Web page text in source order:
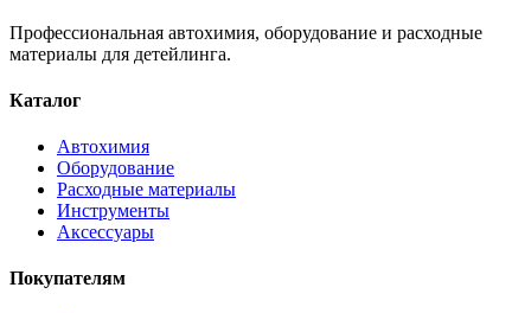
Профессиональная автохимия, оборудование и расходные
материалы для детейлинга.
Каталог
Автохимия
Оборудование
Расходные материалы
Инструменты
Аксессуары
Покупателям